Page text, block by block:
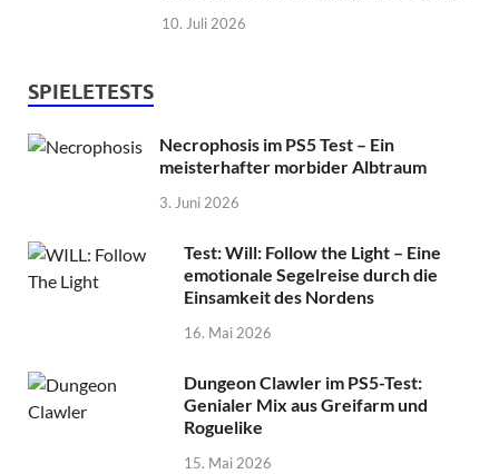
10. Juli 2026
SPIELETESTS
Necrophosis im PS5 Test – Ein
meisterhafter morbider Albtraum
3. Juni 2026
Test: Will: Follow the Light – Eine
emotionale Segelreise durch die
Einsamkeit des Nordens
16. Mai 2026
Dungeon Clawler im PS5-Test:
Genialer Mix aus Greifarm und
Roguelike
15. Mai 2026